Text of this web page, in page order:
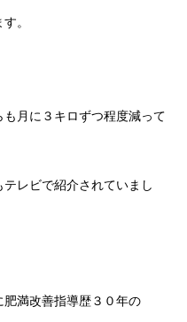
。
月に３キロずつ程度減って
レビで紹介されていまし
満改善指導歴３０年の